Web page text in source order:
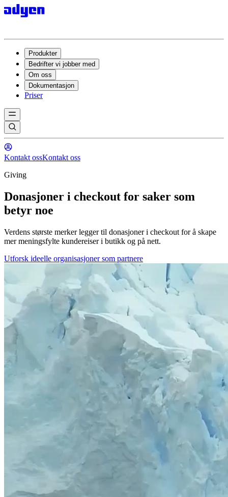
Produkter
Bedrifter vi jobber med
Om oss
Dokumentasjon
Priser
Kontakt ossKontakt oss
Giving
Donasjoner i checkout for saker som
betyr noe
Verdens største merker legger til donasjoner i checkout for å skape
mer meningsfylte kundereiser i butikk og på nett.
Utforsk ideelle organisasjoner som partnere